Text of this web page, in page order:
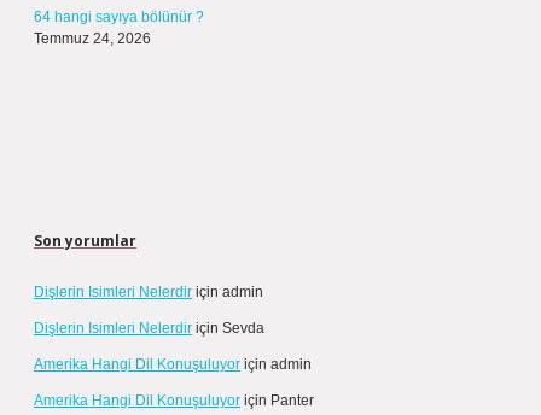
64 hangi sayıya bölünür ?
Temmuz 24, 2026
Son yorumlar
Dişlerin Isimleri Nelerdir için admin
Dişlerin Isimleri Nelerdir için Sevda
Amerika Hangi Dil Konuşuluyor için admin
Amerika Hangi Dil Konuşuluyor için Panter